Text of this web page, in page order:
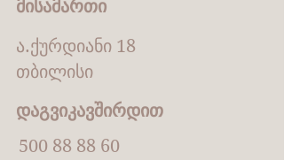
მისამართი
ა.ქურდიანი 18
თბილისი
დაგვიკავშირდით
500 88 88 60